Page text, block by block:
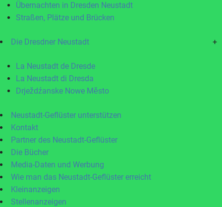
Übernachten in Dresden Neustadt
Straßen, Plätze und Brücken
Die Dresdner Neustadt +
La Neustadt de Dresde
La Neustadt di Dresda
Drježdźanske Nowe Město
Neustadt-Geflüster unterstützen
Kontakt
Partner des Neustadt-Geflüster
Die Bücher
Media-Daten und Werbung
Wie man das Neustadt-Geflüster erreicht
Kleinanzeigen
Stellenanzeigen